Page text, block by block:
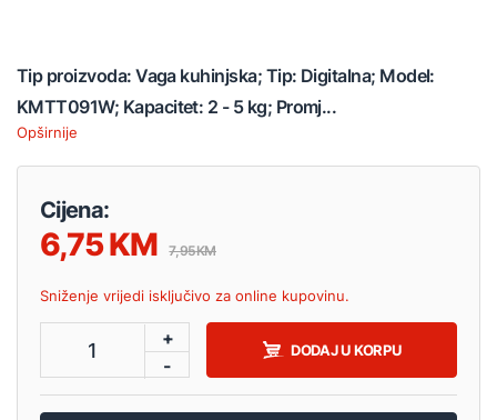
Tip proizvoda: Vaga kuhinjska; Tip: Digitalna; Model:
KMTT091W; Kapacitet: 2 - 5 kg; Promj...
Opširnije
Cijena:
6,75 7,95
Sniženje vrijedi isključivo za online kupovinu.
1
+
-
DODAJ U KORPU